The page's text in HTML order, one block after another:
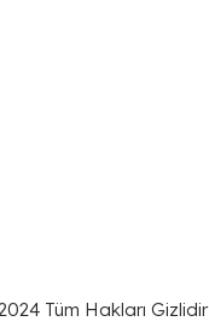
Tüm Hakları Gizlidir